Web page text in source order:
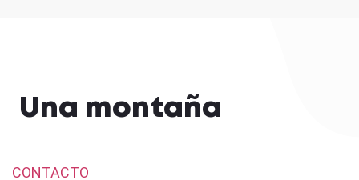
Una montaña
CONTACTO